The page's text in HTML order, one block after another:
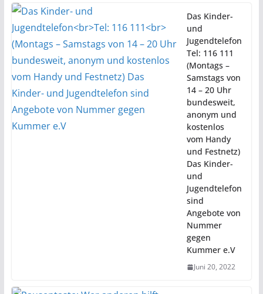
Das Kinder-
und
Jugendtelefon
Tel: 116 111
(Montags –
Samstags von
14 – 20 Uhr
bundesweit,
anonym und
kostenlos
vom Handy
und Festnetz)
Das Kinder-
und
Jugendtelefon
sind
Angebote von
Nummer
gegen
Kummer e.V
Juni 20, 2022